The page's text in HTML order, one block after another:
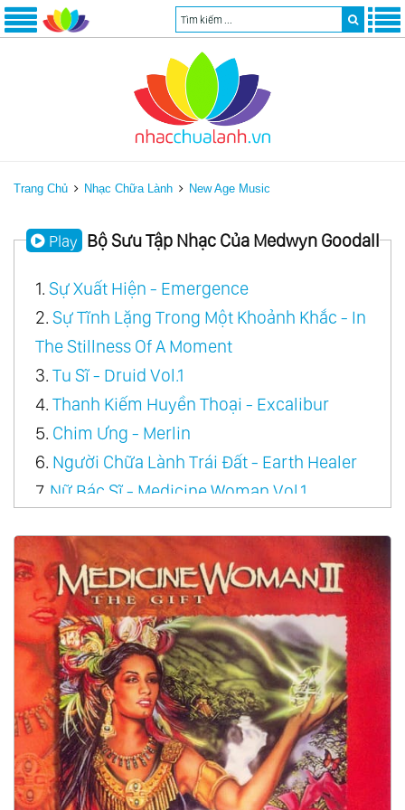
Trang Chủ Nhạc Chữa Lành New Age Music
Play Bộ Sưu Tập Nhạc Của Medwyn Goodall
1. Sự Xuất Hiện - Emergence
2. Sự Tĩnh Lặng Trong Một Khoảnh Khắc - In
The Stillness Of A Moment
3. Tu Sĩ - Druid Vol.1
4. Thanh Kiếm Huyền Thoại - Excalibur
5. Chim Ưng - Merlin
6. Người Chữa Lành Trái Đất - Earth Healer
7. Nữ Bác Sĩ - Medicine Woman Vol.1
Dolphin
9.Đại Thần - Great Spirit
10. Vương Quốc Của Thần Mặt Trời - Kingdom
Of The Sun God
11.Nữ Thần Từ Biển - Goddess From The Sea
12.Nazca, Vùng Đất Của Người Inca - Nazca,
Land Of The Incas
13.Đại Bàng Thần - Eagle Spirit
14.Giấc Mộng Vàng Mãi Mãi - Golden Dreams